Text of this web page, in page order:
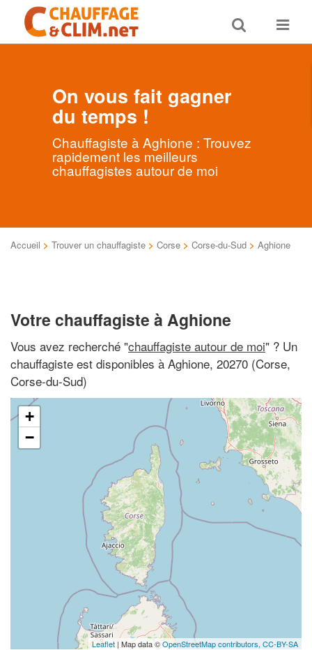
Toggle
search
Toggle
On vous fait gagner
du temps !
Chauffagiste à Aghione : Trouvez
rapidement les meilleurs
chauffagistes autour de moi
Accueil > Trouver un chauffagiste > Corse > Corse-du-Sud > Aghione
Votre chauffagiste à Aghione
Vous avez recherché "chauffagiste autour de moi" ? Un
chauffagiste est disponibles à Aghione, 20270 (Corse,
Corse-du-Sud)
+
−
Leaflet | Map data ©OpenStreetMap contributors, CC-BY-SA